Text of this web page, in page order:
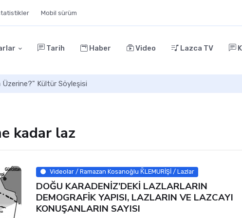
Mobil sürüm
Tarih Haber Video Lazca TV
Kültür Söyleşisi
kadar laz
Videolar / Ramazan Kosanoğlu ǨLEMURİŞİ / Lazlar
DOĞU KARADENİZ’DEKİ LAZLARLARIN
DEMOGRAFİK YAPISI, LAZLARIN VE LAZCAYI
KONUŞANLARIN SAYISI